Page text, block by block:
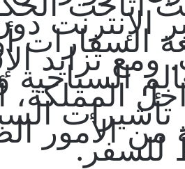
الإنترنت
السفارات
ومع تزايد
السياحية
المملكة،
من الأمور